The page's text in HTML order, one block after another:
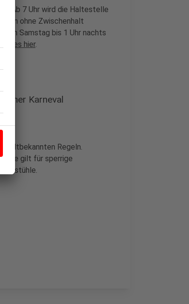
Ab 7 Uhr wird die Haltestelle
ohne Zwischenhalt
am Samstag bis 1 Uhr nachts
es hier.
Karneval
altbekannten Regeln.
gilt für sperrige